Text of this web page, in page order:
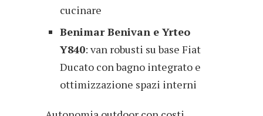
cucinare
Benimar Benivan e Yrteo
Y840: van robusti su base Fiat
Ducato con bagno integrato e
ottimizzazione spazi interni